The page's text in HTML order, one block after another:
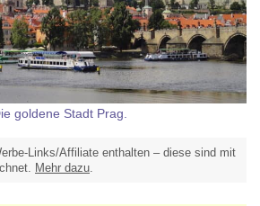
goldene Stadt Prag.
Links/Affiliate enthalten – diese sind mit
Mehr dazu.